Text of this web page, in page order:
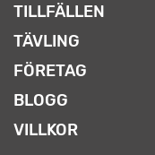
TILLFÄLLEN
TÄVLING
FÖRETAG
BLOGG
VILLKOR